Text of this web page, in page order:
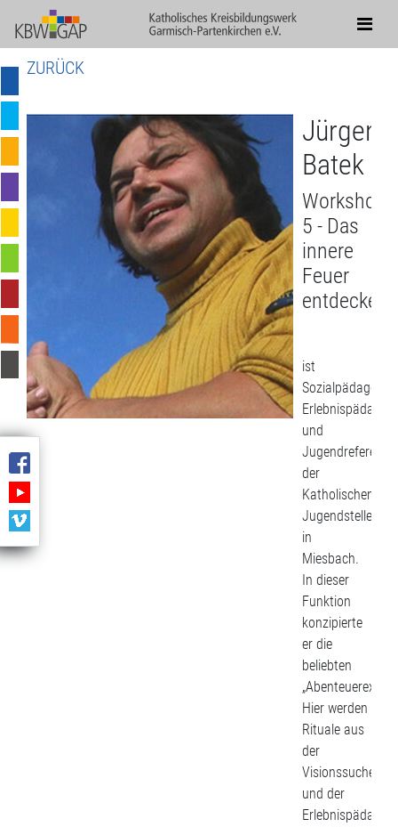
ZURÜCK
Jürgen
Batek
Workshop
5 - Das
innere
Feuer
entdecken!
ist
Sozialpädagoge,
und
Jugendreferent
der
Katholischen
Jugendstelle
in
Miesbach.
In dieser
Funktion
konzipierte
er die
beliebten
Hier werden
Rituale aus
der
Visionssuche
und der